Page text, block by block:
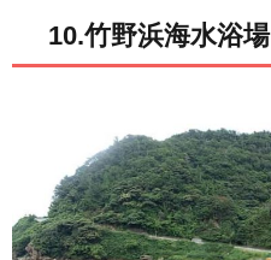
10.竹野浜海水浴場